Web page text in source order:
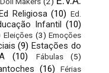
Religiosa (10) Ed.
Infantil (10)
Eleições (3) Emoções
(9) Estações do
(10) Fábulas (5)
(16)
Férias